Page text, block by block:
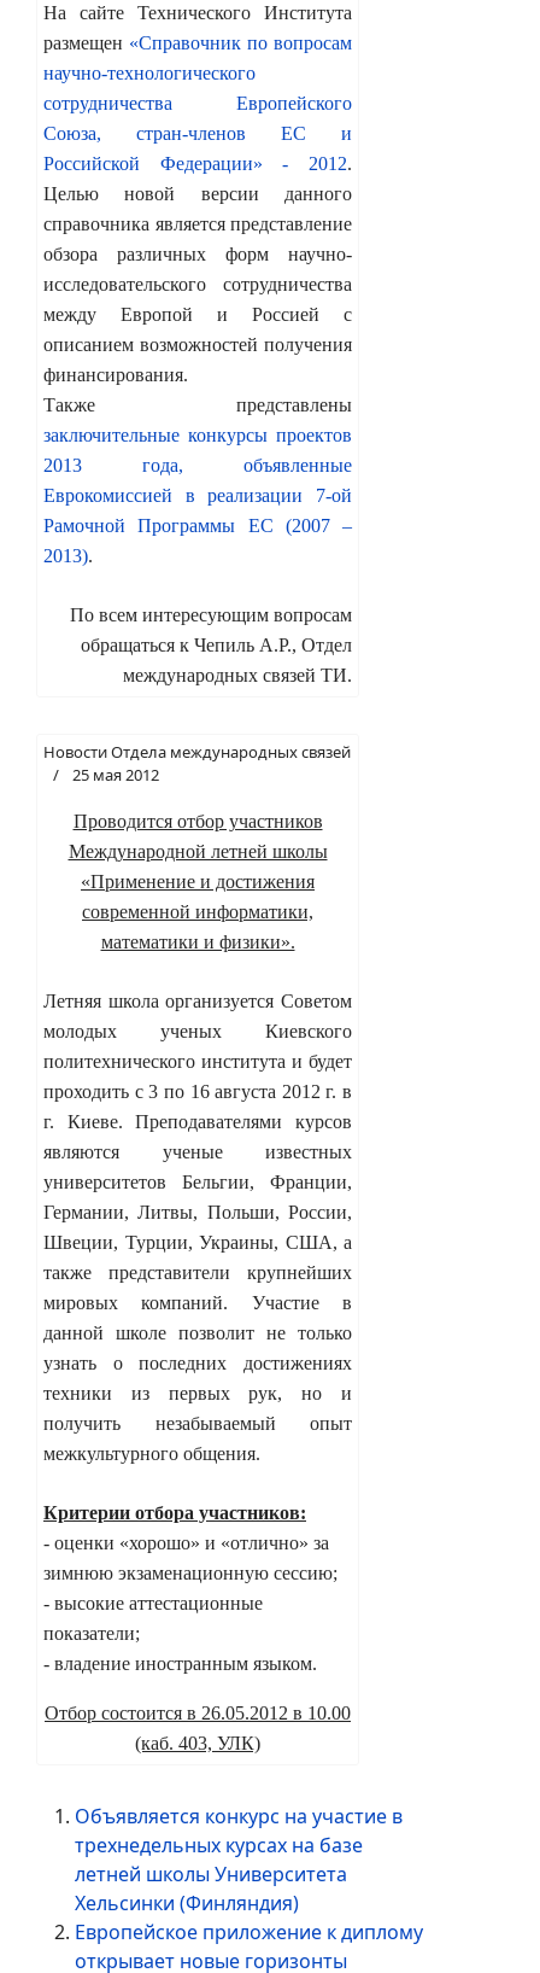
На сайте Технического Института
размещен «Справочник по вопросам
научно-технологического
сотрудничества Европейского
Союза, стран-членов ЕС и
Российской Федерации» - 2012.
Целью новой версии данного
справочника является представление
обзора различных форм научно-
исследовательского сотрудничества
между Европой и Россией с
описанием возможностей получения
финансирования.
Также представлены
заключительные конкурсы проектов
2013 года, объявленные
Еврокомиссией в реализации 7-ой
Рамочной Программы ЕС (2007 –
2013).
По всем интересующим вопросам
обращаться к Чепиль А.Р., Отдел
международных связей ТИ.
Новости Отдела международных связей
25 мая 2012
Проводится отбор участников
Международной летней школы
«Применение и достижения
современной информатики,
математики и физики».
Летняя школа организуется Советом
молодых ученых Киевского
политехнического института и будет
проходить с 3 по 16 августа 2012 г. в
г. Киеве. Преподавателями курсов
являются ученые известных
университетов Бельгии, Франции,
Германии, Литвы, Польши, России,
Швеции, Турции, Украины, США, а
также представители крупнейших
мировых компаний. Участие в
данной школе позволит не только
узнать о последних достижениях
техники из первых рук, но и
получить незабываемый опыт
межкультурного общения.
Критерии отбора участников:
- оценки «хорошо» и «отлично» за
зимнюю экзаменационную сессию;
- высокие аттестационные
показатели;
- владение иностранным языком.
Отбор состоится в 26.05.2012 в 10.00
(каб. 403, УЛК)
Объявляется конкурс на участие в
трехнедельных курсах на базе
летней школы Университета
Хельсинки (Финляндия)
Европейское приложение к диплому
открывает новые горизонты